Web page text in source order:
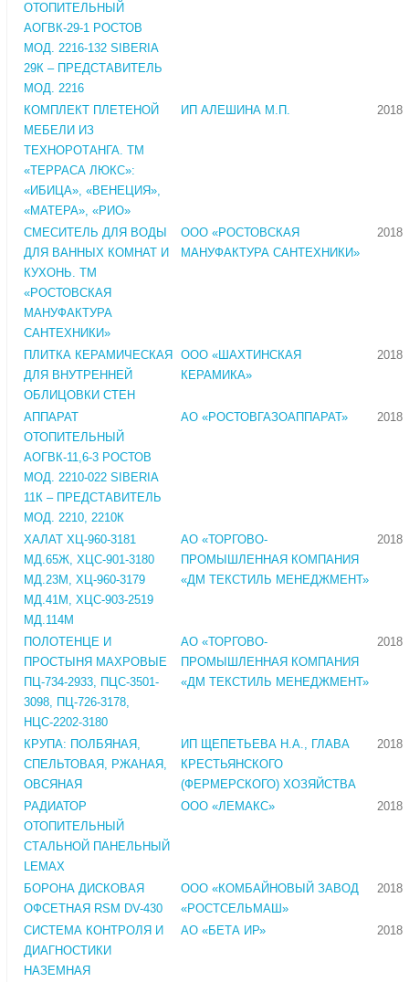
ОТОПИТЕЛЬНЫЙ
АОГВК-29-1 РОСТОВ
МОД. 2216-132 SIBERIA
29К – ПРЕДСТАВИТЕЛЬ
МОД. 2216
КОМПЛЕКТ ПЛЕТЕНОЙ
МЕБЕЛИ ИЗ
ТЕХНОРОТАНГА. ТМ
«ТЕРРАСА ЛЮКС»:
«ИБИЦА», «ВЕНЕЦИЯ»,
«МАТЕРА», «РИО»
ИП АЛЕШИНА М.П. 2018
СМЕСИТЕЛЬ ДЛЯ ВОДЫ
ДЛЯ ВАННЫХ КОМНАТ И
КУХОНЬ. ТМ
«РОСТОВСКАЯ
МАНУФАКТУРА
САНТЕХНИКИ»
ООО «РОСТОВСКАЯ
МАНУФАКТУРА САНТЕХНИКИ»
2018
ПЛИТКА КЕРАМИЧЕСКАЯ
ДЛЯ ВНУТРЕННЕЙ
ОБЛИЦОВКИ СТЕН
ООО «ШАХТИНСКАЯ
КЕРАМИКА»
2018
АППАРАТ
ОТОПИТЕЛЬНЫЙ
АОГВК-11,6-3 РОСТОВ
МОД. 2210-022 SIBERIA
11К – ПРЕДСТАВИТЕЛЬ
МОД. 2210, 2210К
АО «РОСТОВГАЗОАППАРАТ» 2018
ХАЛАТ ХЦ-960-3181
МД.65Ж, ХЦС-901-3180
МД.23М, ХЦ-960-3179
МД.41М, ХЦС-903-2519
МД.114М
АО «ТОРГОВО-
ПРОМЫШЛЕННАЯ КОМПАНИЯ
«ДМ ТЕКСТИЛЬ МЕНЕДЖМЕНТ»
2018
ПОЛОТЕНЦЕ И
ПРОСТЫНЯ МАХРОВЫЕ
ПЦ-734-2933, ПЦС-3501-
3098, ПЦ-726-3178,
НЦС-2202-3180
АО «ТОРГОВО-
ПРОМЫШЛЕННАЯ КОМПАНИЯ
«ДМ ТЕКСТИЛЬ МЕНЕДЖМЕНТ»
2018
КРУПА: ПОЛБЯНАЯ,
СПЕЛЬТОВАЯ, РЖАНАЯ,
ОВСЯНАЯ
ИП ЩЕПЕТЬЕВА Н.А., ГЛАВА
КРЕСТЬЯНСКОГО
(ФЕРМЕРСКОГО) ХОЗЯЙСТВА
2018
РАДИАТОР
ОТОПИТЕЛЬНЫЙ
СТАЛЬНОЙ ПАНЕЛЬНЫЙ
LEMAX
ООО «ЛЕМАКС» 2018
БОРОНА ДИСКОВАЯ
ОФСЕТНАЯ RSM DV-430
ООО «КОМБАЙНОВЫЙ ЗАВОД
«РОСТСЕЛЬМАШ»
2018
СИСТЕМА КОНТРОЛЯ И
ДИАГНОСТИКИ
НАЗЕМНАЯ
АО «БЕТА ИР» 2018